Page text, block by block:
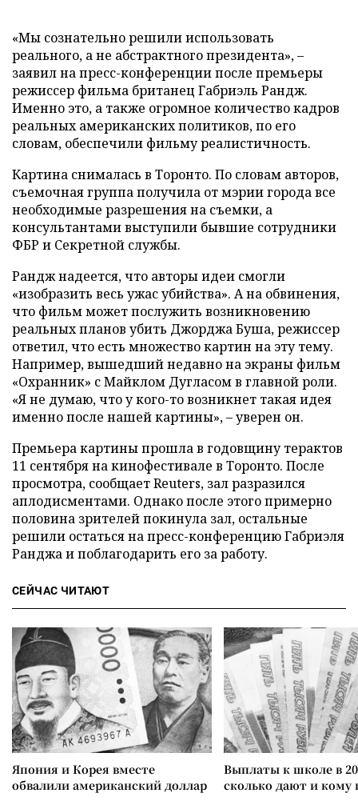
«Мы сознательно решили использовать
реального, а не абстрактного президента», –
заявил на пресс-конференции после премьеры
режиссер фильма британец Габриэль Рандж.
Именно это, а также огромное количество кадров
реальных американских политиков, по его
словам, обеспечили фильму реалистичность.
Картина снималась в Торонто. По словам авторов,
съемочная группа получила от мэрии города все
необходимые разрешения на съемки, а
консультантами выступили бывшие сотрудники
ФБР и Секретной службы.
Рандж надеется, что авторы идеи смогли
«изобразить весь ужас убийства». А на обвинения,
что фильм может послужить возникновению
реальных планов убить Джорджа Буша, режиссер
ответил, что есть множество картин на эту тему.
Например, вышедший недавно на экраны фильм
«Охранник» с Майклом Дугласом в главной роли.
«Я не думаю, что у кого-то возникнет такая идея
именно после нашей картины», – уверен он.
Премьера картины прошла в годовщину терактов
11 сентября на кинофестивале в Торонто. После
просмотра, сообщает Reuters, зал разразился
аплодисментами. Однако после этого примерно
половина зрителей покинула зал, остальные
решили остаться на пресс-конференцию Габриэля
Ранджа и поблагодарить его за работу.
СЕЙЧАС ЧИТАЮТ
Япония и Корея вместе
обвалили американский доллар
Выплаты к школе в
сколько дают и